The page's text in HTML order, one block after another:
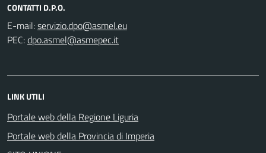
CONTATTI D.P.O.
E-mail:
PEC:
LINK UTILI
Portale web della Regione Liguria
Portale web della Provincia di Imperia